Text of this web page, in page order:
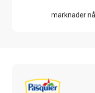
marknader